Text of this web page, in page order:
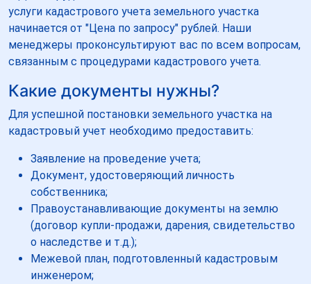
услуги кадастрового учета земельного участка
начинается от "Цена по запросу" рублей. Наши
менеджеры проконсультируют вас по всем вопросам,
связанным с процедурами кадастрового учета.
Какие документы нужны?
Для успешной постановки земельного участка на
кадастровый учет необходимо предоставить:
Заявление на проведение учета;
Документ, удостоверяющий личность
собственника;
Правоустанавливающие документы на землю
(договор купли-продажи, дарения, свидетельство
о наследстве и т.д.);
Межевой план, подготовленный кадастровым
инженером;